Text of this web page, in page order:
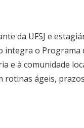
da UFSJ e
o
e à comunidade
rotinas ágeis,